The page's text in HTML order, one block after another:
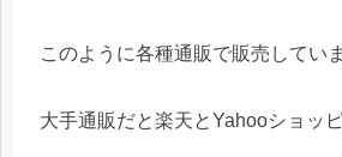
このように各種通販で販売していま
大手通販だと楽天とYahooショッ